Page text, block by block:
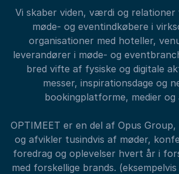
Vi skaber viden, værdi og
møde- og eventindkøbere i
organisationer med hoteller,
leverandører i møde- og
bred vifte af fysiske og digitale
messer, inspirationsdage og
bookingplatforme, medier og
OPTIMEET er en del af Opus
og afvikler tusindvis af møder,
foredrag og oplevelser hvert år i
med forskellige brands.